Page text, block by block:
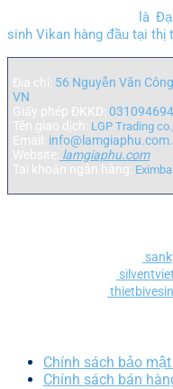
là
sinh Vikan hàng đầu tại thị
Địa chỉ: 56 Nguyễn Văn
VN
Giấy phép ĐKKD:
Tên giao dịch:
LGP Trading
Email:
info@lamgiaphu.com.
Website: lamgiaphu.com
Taì khoản ngân hàng:
Chính sách bảo
Chính sách bán